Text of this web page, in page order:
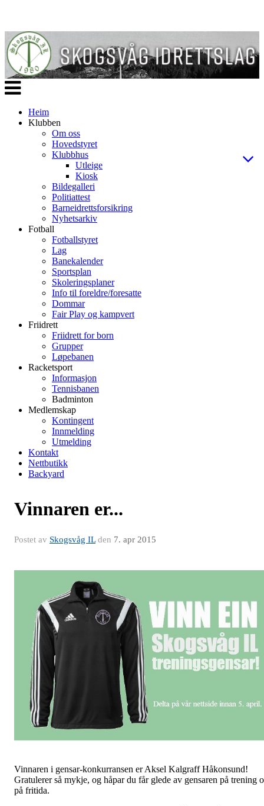
Veksle
navigasjon
Heim
Klubben
Om oss
Hovedstyret
Klubbhus
Utleige
Kiosk
Bildegalleri
Politiattest
Barneidrettsforsikring
Nyhetsarkiv
Fotball
Fotballstyret
Lag
Banekalender
Sportsplan
Skoleringsplaner
Info til foreldre/foresatte
Dommar
Fair Play og kampvert
Friidrett
Friidrett for born
Grupper
Løpebanen
Racketsport
Informasjon
Tennisbanen
Badminton
Medlemskap
Kontingent
Innmelding
Utmelding
Kontakt
Nettbutikk
Backyard
Vinnaren er...
Postet av Skogsvåg ILden 7. apr 2015
Vinnaren i gensar-konkurransen er Aksel Kalgraff Håkonsund!
Gratulerer så mykje, og håpar du får glede av gensaren på trening
på fritida.